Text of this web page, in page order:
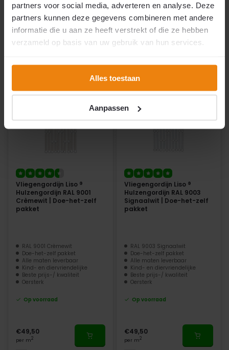
partners voor social media, adverteren en analyse. Deze
partners kunnen deze gegevens combineren met andere
informatie die u aan ze heeft verstrekt of die ze hebben
verzameld op basis van uw gebruik van hun services.
Alles toestaan
Aanpassen
Op voorraad
€49,50
Vergelijk
Op voorraad
€49,50
Vergelijk
Vliegengordijn Liso ®
Hulzengordijn RAL 9001
Crèmewit | Doe-het-zelf
pakket
RAL 9001 Crèmewit
Doe-het-zelf pakket
Alle maten leverbaar
Kind- en diervriendelijke
Beste prijs-/ kwaliteit
Oersterk
Op voorraad
€49,50
per m2
Vliegengordijn Liso ®
Hulzengordijn RAL 9003
Signaalwit | Doe-het-zelf
pakket
RAL 9003 Signaalwit
Doe-het-zelf pakket
Alle maten leverbaar
Kind- en diervriendelijke
Beste prijs-/ kwaliteit
Oersterk
Op voorraad
€49,50
per m2